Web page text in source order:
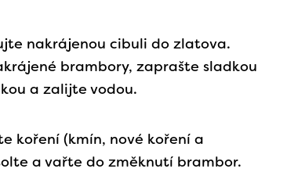
nakrájenou cibuli do zlatova.
brambory, zaprašte sladkou
a zalijte vodou.
koření (kmín, nové koření a
a vařte do změknutí brambor.